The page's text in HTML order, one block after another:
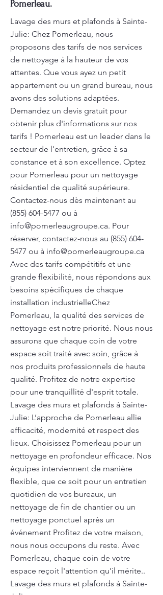
Pomerleau.
Lavage des murs et plafonds à Sainte-
Julie: Chez Pomerleau, nous
proposons des tarifs de nos services
de nettoyage à la hauteur de vos
attentes. Que vous ayez un petit
appartement ou un grand bureau, nous
avons des solutions adaptées.
Demandez un devis gratuit pour
obtenir plus d'informations sur nos
tarifs ! Pomerleau est un leader dans le
secteur de l'entretien, grâce à sa
constance et à son excellence. Optez
pour Pomerleau pour un nettoyage
résidentiel de qualité supérieure.
Contactez-nous dès maintenant au
(855) 604-5477 ou à
info@pomerleaugroupe.ca. Pour
réserver, contactez-nous au (855) 604-
5477 ou à info@pomerleaugroupe.ca
Avec des tarifs compétitifs et une
grande flexibilité, nous répondons aux
besoins spécifiques de chaque
installation industrielleChez
Pomerleau, la qualité des services de
nettoyage est notre priorité. Nous nous
assurons que chaque coin de votre
espace soit traité avec soin, grâce à
nos produits professionnels de haute
qualité. Profitez de notre expertise
pour une tranquillité d'esprit totale.
Lavage des murs et plafonds à Sainte-
Julie: L’approche de Pomerleau allie
efficacité, modernité et respect des
lieux. Choisissez Pomerleau pour un
nettoyage en profondeur efficace. Nos
équipes interviennent de manière
flexible, que ce soit pour un entretien
quotidien de vos bureaux, un
nettoyage de fin de chantier ou un
nettoyage ponctuel après un
événement Profitez de votre maison,
nous nous occupons du reste. Avec
Pomerleau, chaque coin de votre
espace reçoit l'attention qu’il mérite..
Lavage des murs et plafonds à Sainte-